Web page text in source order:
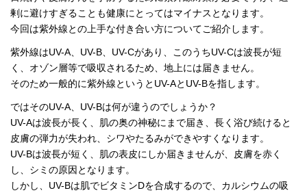
剰に避けすぎることも健康にとってはマイナスとなります。
今回は紫外線との上手な付き合い方についてご紹介します。
紫外線はUV-A、UV-B、UV-Cがあり、このうちUV-Cは波長が短
く、オゾン層等で吸収されるため、地上には届きません。
そのため一般的に紫外線というとUV-AとUV-Bを指します。
ではそのUV-A、UV-Bは何が違うのでしょうか？
UV-Aは波長が長く、肌の奥の神秘にまで届き、長く浴び続けると
皮膚の弾力が失われ、シワやたるみができやすくなります。
UV-Bは波長が短く、肌の表皮にしか届きませんが、皮膚を赤く
し、シミの原因となります。
しかし、UV-Bは肌でビタミンDを合成するので、カルシウムの吸